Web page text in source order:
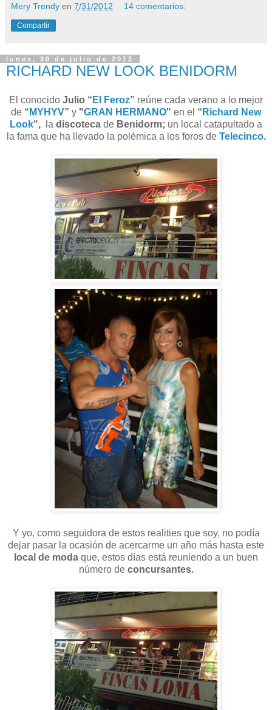
Mery Trendy en 7/31/2012 14 comentarios:
Compartir
lunes, 30 de julio de 2012
RICHARD NEW LOOK BENIDORM
El conocido Julio “ El Feroz” reúne cada verano a lo mejor
de “ MYHYV” y "GRAN HERMANO" en el “ Richard New
Look", la discoteca de Benidorm; un local catapultado a
la fama que ha llevado la polémica a los foros de Telecinco.
Y yo, como seguidora de estos realities que soy, no podía
dejar pasar la ocasión de acercarme un año más hasta este
local de moda que, estos días está reuniendo a un buen
número de concursantes.